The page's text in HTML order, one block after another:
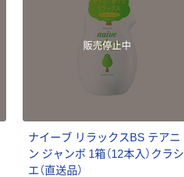
販売停止中
ナイーブ リラックスBS テアニ
ン ジャンボ 1箱（12本入）クラシ
エ（直送品）